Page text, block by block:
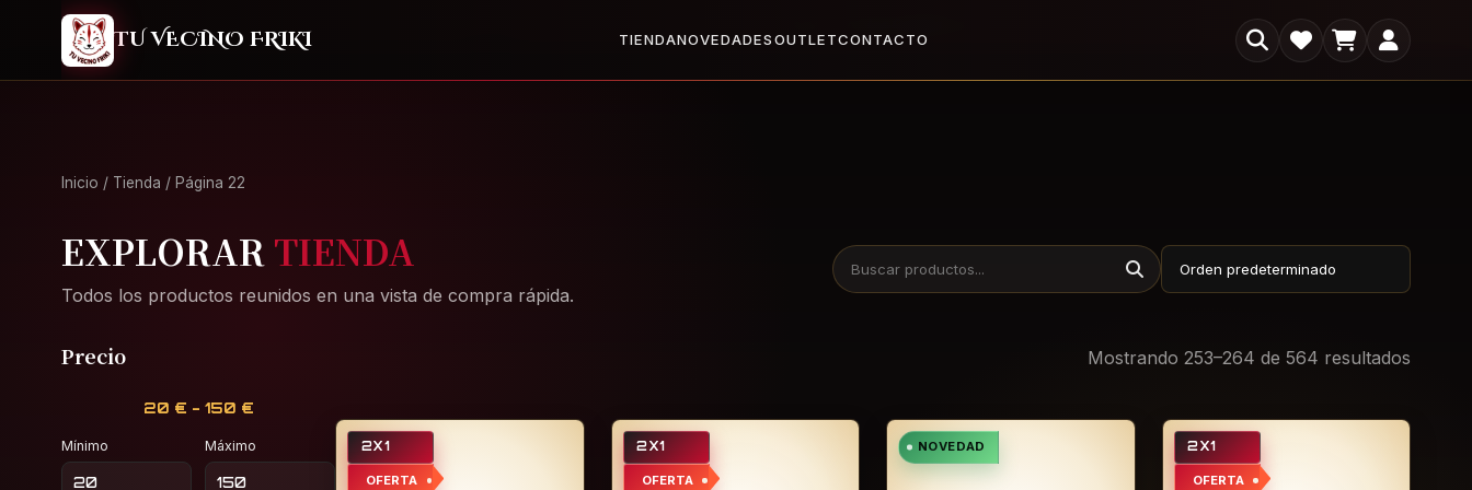
TU VECINO FRIKI TIENDANOVEDADESOUTLETCONTACTO
Inicio / Tienda / Página 22
EXPLORAR TIENDA
Todos los productos reunidos en una vista de compra rápida.
Precio
20 € - 150 €
Mínimo Máximo
Mostrando 253–264 de 564 resultados
2X1
OFERTA
2X1
OFERTA
NOVEDAD 2X1
OFERTA